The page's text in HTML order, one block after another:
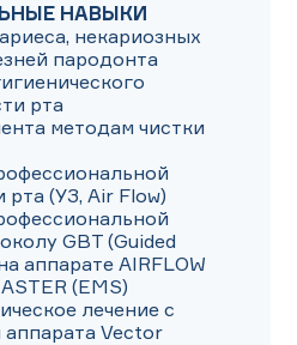
НАВЫКИ
некариозных
пародонта
рта
методам чистки
(УЗ, Air Flow)
GBT (Guided
аппарате AIRFLOW
(EMS)
лечение с
Vector